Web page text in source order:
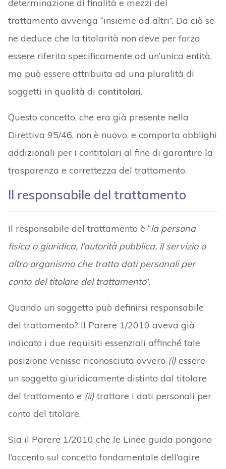
determinazione di finalità e mezzi del
trattamento avvenga “insieme ad altri”. Da ciò se
ne deduce che la titolarità non deve per forza
essere riferita specificamente ad un’unica entità,
ma può essere attribuita ad una pluralità di
soggetti in qualità di contitolari.
Questo concetto, che era già presente nella
Direttiva 95/46, non è nuovo, e comporta obblighi
addizionali per i contitolari al fine di garantire la
trasparenza e correttezza del trattamento.
Il responsabile del trattamento
Il responsabile del trattamento è “la persona
fisica o giuridica, l’autorità pubblica, il servizio o
altro organismo che tratta dati personali per
conto del titolare del trattamento”.
Quando un soggetto può definirsi responsabile
del trattamento? Il Parere 1/2010 aveva già
indicato i due requisiti essenziali affinché tale
posizione venisse riconosciuta ovvero (i)essere
un soggetto giuridicamente distinto dal titolare
del trattamento e (ii)trattare i dati personali per
conto del titolare.
Sia il Parere 1/2010 che le Linee guida pongono
l’accento sul concetto fondamentale dell’agire